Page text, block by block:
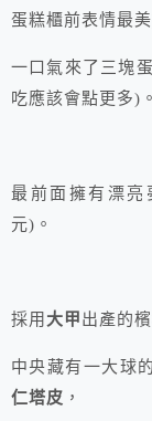
蛋糕櫃前表情最美
一口氣來了三塊
吃應該會點更多)。
最前面擁有漂亮
元)。
採用 大甲出產的
中央藏有一大球
仁塔皮 ，